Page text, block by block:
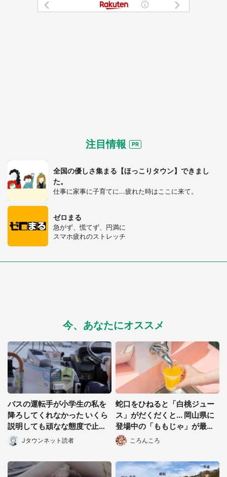
注目情報
全国の優しさ集まる【ほっこりタウン】できまし
た。
仕事に家事に子育てに...疲れた時はここに来て。
ゼロまる
急がず、慌てず、円満に
スマホ疲れのストレッチ
今、あなたにオススメ
バスの運転手が小学生の私を
降ろしてくれなかった いくら
説明しても頑なな態度で止め
られ(北海道・50代女性)
Jタウンネット読者
蛇口をひねると「白桃ジュー
ス」がだくだくと... 岡山県に
登場中の「ももじゃ」が最高
すぎたころんころ